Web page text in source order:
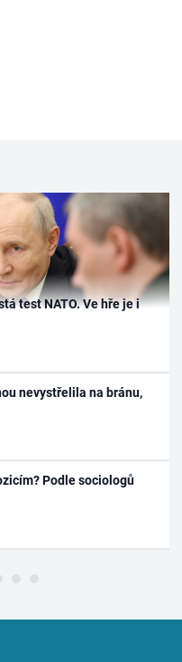
test NATO. Ve hře je i
nevystřelila na bránu,
Podle sociologů